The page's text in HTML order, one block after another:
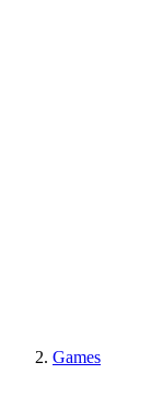
Games